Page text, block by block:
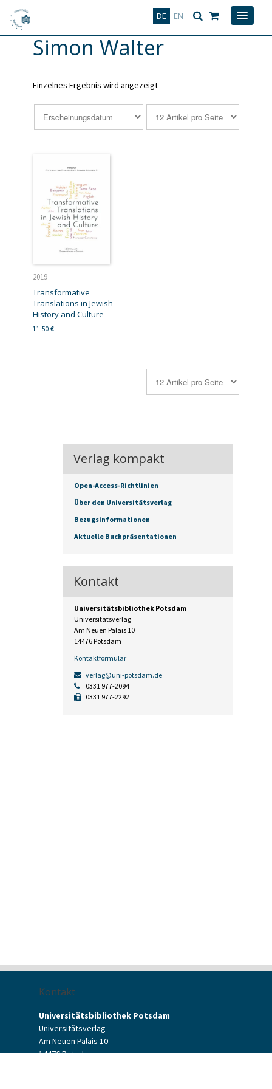
DE EN
Deutsch
Simon Walter
Einzelnes Ergebnis wird angezeigt
2019
Transformative
Translations in Jewish
History and Culture
11,50 €
Verlag kompakt
Open-Access-Richtlinien
Über den Universitätsverlag
Bezugsinformationen
Aktuelle Buchpräsentationen
Kontakt
Universitätsbibliothek Potsdam
Universitätsverlag
Am Neuen Palais 10
14476 Potsdam
Kontaktformular
verlag@uni-potsdam.de
0331 977-2094
0331 977-2292
Kontakt
Universitätsbibliothek Potsdam
Universitätsverlag
Am Neuen Palais 10
14476 Potsdam